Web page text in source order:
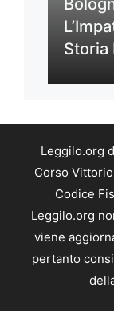
Storia
Leggilo.org
Corso
Codice
Leggilo.org
viene
pertanto